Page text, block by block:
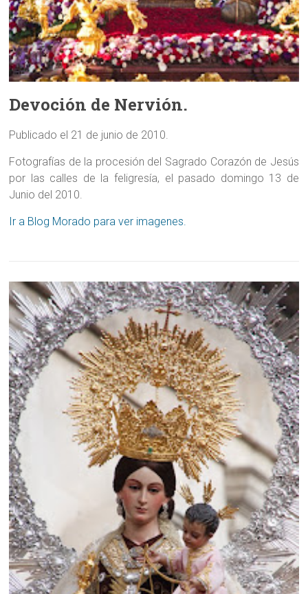
Devoción de Nervión.
Publicado el 21 de junio de 2010.
Fotografías de la procesión del Sagrado Corazón de Jesús
por las calles de la feligresía, el pasado domingo 13 de
Junio del 2010.
Ir a Blog Morado para ver imagenes.